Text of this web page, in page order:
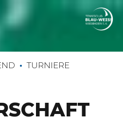
TURNIERE